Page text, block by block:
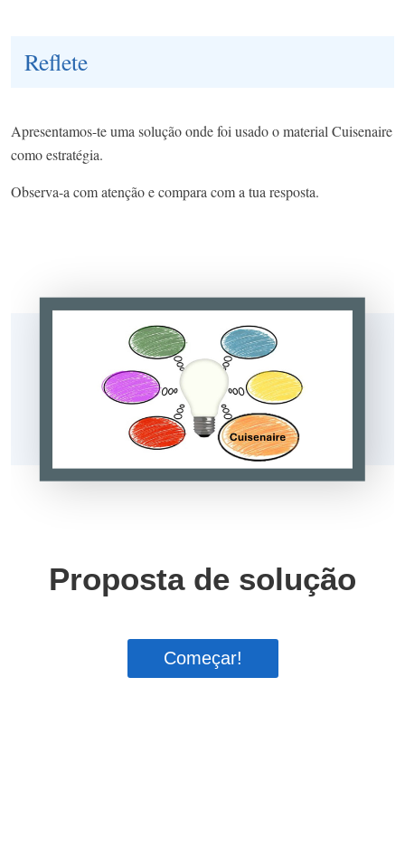
Reflete
Apresentamos-te uma solução onde foi usado o material Cuisenaire
como estratégia.
Observa-a com atenção e compara com a tua resposta.